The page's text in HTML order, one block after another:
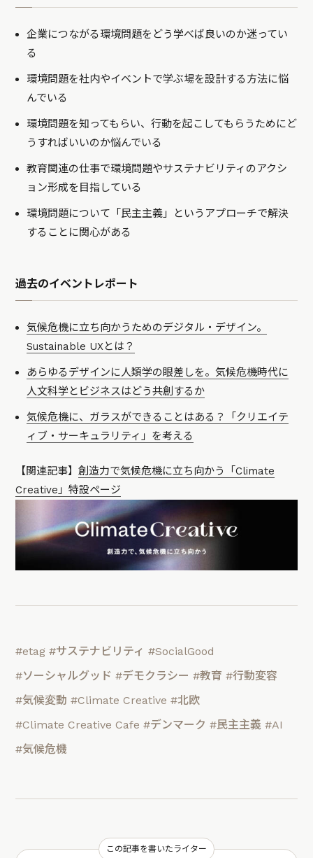
企業につながる環境問題をどう学べば良いのか迷ってい
る
環境問題を社内やイベントで学ぶ場を設計する方法に悩
んでいる
環境問題を知ってもらい、行動を起こしてもらうためにど
うすればいいのか悩んでいる
教育関連の仕事で環境問題やサステナビリティのアクシ
ョン形成を目指している
環境問題について「民主主義」というアプローチで解決
することに関心がある
過去のイベントレポート
気候危機に立ち向かうためのデジタル・デザイン。
Sustainable UXとは？
あらゆるデザインに人類学の眼差しを。気候危機時代に
人文科学とビジネスはどう共創するか
気候危機に、ガラスができることはある？「クリエイテ
ィブ・サーキュラリティ」を考える
【関連記事】創造力で気候危機に立ち向かう「Climate
Creative」特設ページ
#etag #サステナビリティ #SocialGood
#ソーシャルグッド #デモクラシー #教育 #行動変容
#気候変動 #Climate Creative #北欧
#Climate Creative Cafe #デンマーク #民主主義 #AI
#気候危機
この記事を書いたライター